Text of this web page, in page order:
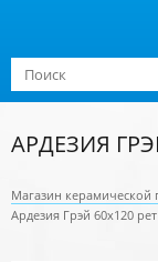
Форма поиска
Поиск
АРДЕЗИЯ
Магазин керамической
Ардезия Грэй 60x120 рет